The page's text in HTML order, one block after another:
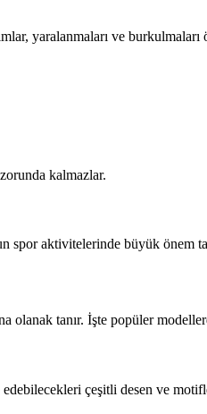
yaralanmaları ve burkulmaları
kalmazlar.
spor aktivitelerinde büyük önem
olanak tanır. İşte popüler
çeşitli desen ve